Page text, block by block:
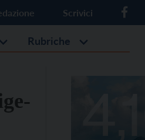
Scrivici
Rubriche